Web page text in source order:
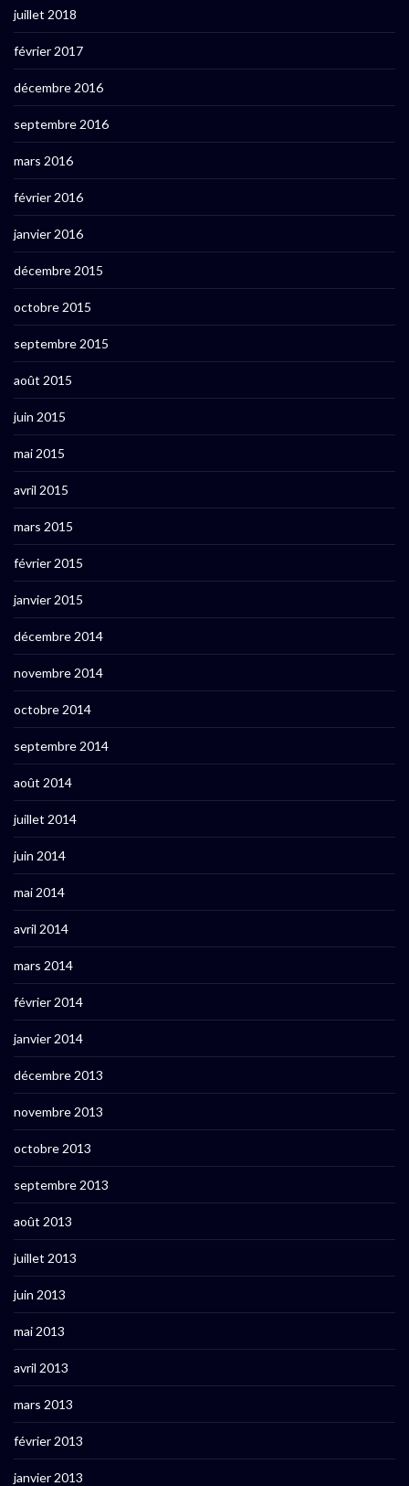
juillet 2018
février 2017
décembre 2016
septembre 2016
mars 2016
février 2016
janvier 2016
décembre 2015
octobre 2015
septembre 2015
août 2015
juin 2015
mai 2015
avril 2015
mars 2015
février 2015
janvier 2015
décembre 2014
novembre 2014
octobre 2014
septembre 2014
août 2014
juillet 2014
juin 2014
mai 2014
avril 2014
mars 2014
février 2014
janvier 2014
décembre 2013
novembre 2013
octobre 2013
septembre 2013
août 2013
juillet 2013
juin 2013
mai 2013
avril 2013
mars 2013
février 2013
janvier 2013